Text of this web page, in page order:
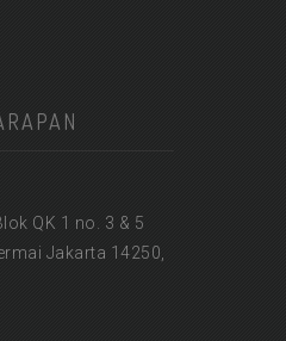
QK 1 no. 3 & 5
Jakarta 14250,